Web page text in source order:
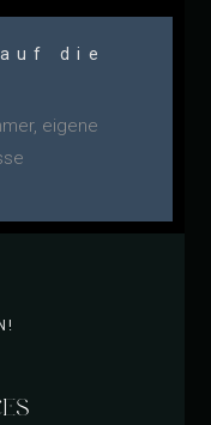
die
eigene